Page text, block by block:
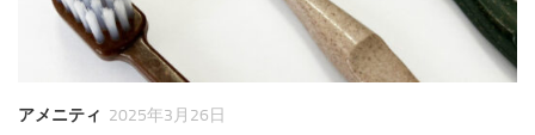
アメニティ 2025年3月26日